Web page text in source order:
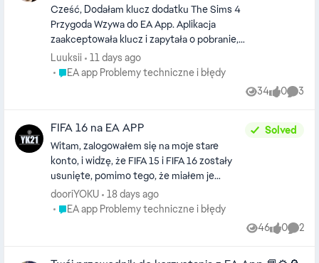
godzin) Dziękuję za pomoc.
Cześć, Dodałam klucz dodatku The Sims 4
Przygoda Wzywa do EA App. Aplikacja
zaakceptowała klucz i zapytała o pobranie,
kliknęłam, że ma na razie nie pobierać
dodatku. Obecnie wchodząc w bibliotekę
proszę o pomoc w rozwiązaniu problemu <3
Luuksii
11 days ago
Place EA app Problemy techniczne i błędy
EA app Problemy techniczne i błędy
34
Views 0
likes 3
FIFA 16 na EA APP
Witam, zalogowałem się na moje stare
konto, i widzę, że FIFA 15 i FIFA 16 zostały
usunięte, pomimo tego, że miałem je
kupione na fizycznym nośniku, kod był
przypisany do tego konta, a tych gier nie
Solved
dooriYOKU
18 days ago
Place EA app Problemy techniczne i błędy
EA app Problemy techniczne i błędy
46
Views 0
likes 2